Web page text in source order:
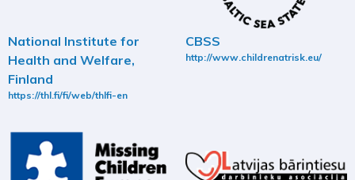
National Institute for
Health and Welfare,
Finland
https://thl.fi/fi/web/thlfi-en
CBSS
http://www.childrenatrisk.eu/